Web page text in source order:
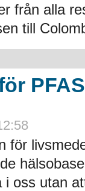
från alla
till
för
oss utan